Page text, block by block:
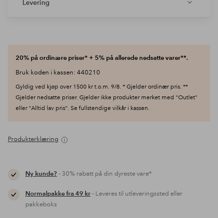
Levering
20% på ordinære priser* + 5% på allerede nedsatte varer**.
Bruk koden i kassen: 440210
Gyldig ved kjøp over 1500 kr t.o.m. 9/8. * Gjelder ordinær pris. **
Gjelder nedsatte priser. Gjelder ikke produkter merket med "Outlet"
eller "Alltid lav pris". Se fullstendige vilkår i kassen.
Produkterklæring
Ny kunde?- 30% rabatt på din dyreste vare*
Normalpakke fra 49 kr- Leveres til utleveringssted eller
pakkeboks